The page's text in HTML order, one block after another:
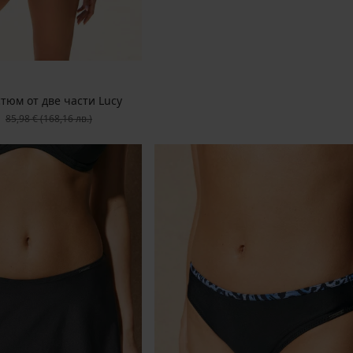
от две части Lucy
Първоначална цена
85,98 €(168,16 лв.)